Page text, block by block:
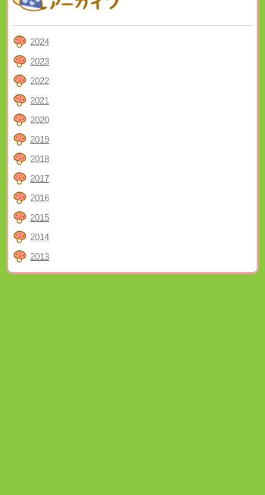
2024
2023
2022
2021
2020
2019
2018
2017
2016
2015
2014
2013